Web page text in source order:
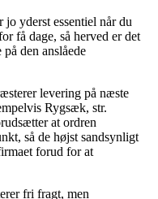
yderst essentiel når du
få dage, så herved er det
den anslåede
levering på næste
Rygsæk, str.
at ordren
så de højst sandsynligt
forud for at
fri fragt, men